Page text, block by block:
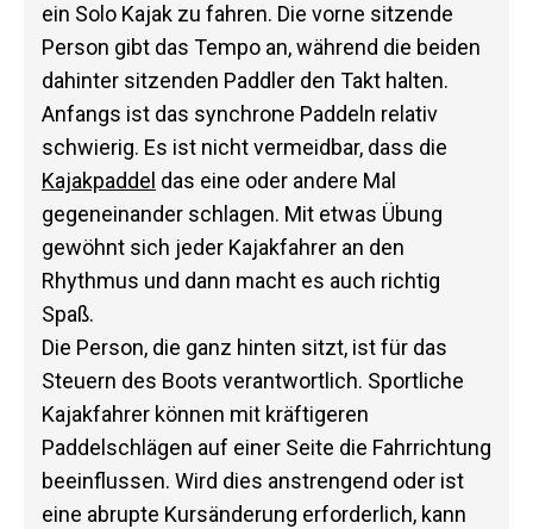
ein Solo Kajak zu fahren. Die vorne sitzende
Person gibt das Tempo an, während die beiden
dahinter sitzenden Paddler den Takt halten.
Anfangs ist das synchrone Paddeln relativ
schwierig. Es ist nicht vermeidbar, dass die
Kajakpaddel das eine oder andere Mal
gegeneinander schlagen. Mit etwas Übung
gewöhnt sich jeder Kajakfahrer an den
Rhythmus und dann macht es auch richtig
Spaß.
Die Person, die ganz hinten sitzt, ist für das
Steuern des Boots verantwortlich. Sportliche
Kajakfahrer können mit kräftigeren
Paddelschlägen auf einer Seite die Fahrrichtung
beeinflussen. Wird dies anstrengend oder ist
eine abrupte Kursänderung erforderlich, kann